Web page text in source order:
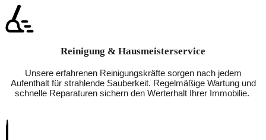
Reinigung & Hausmeisterservice
Unsere erfahrenen Reinigungskräfte sorgen nach jedem
Aufenthalt für strahlende Sauberkeit. Regelmäßige Wartung und
schnelle Reparaturen sichern den Werterhalt Ihrer Immobilie.